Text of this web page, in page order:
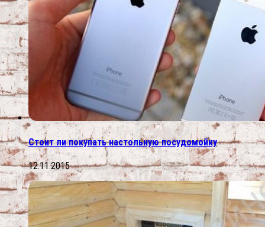
Стоит ли покупать настольную посудомойку
12.11.2015